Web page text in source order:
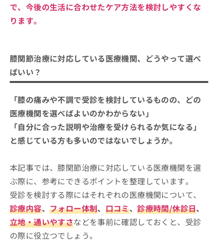
で、今後の生活に合わせたケア方法を検討しやすくな
ります。
膝関節治療に対応している医療機関、どうやって選べ
ばいい？
「膝の痛みや不調で受診を検討しているものの、どの
医療機関を選べばよいのかわからない」
「自分に合った説明や治療を受けられるか気になる」
と感じている方も多いのではないでしょうか。
本記事では、膝関節治療に対応している医療機関を選
ぶ際に、参考にできるポイントを整理しています。
受診を検討する際にはそれぞれの医療機関について、
診療内容、 フォロー体制、 口コミ、診療時間/休診日、
立地・通いやすさなどを事前に確認しておくと、受診
の際に役立つでしょう。